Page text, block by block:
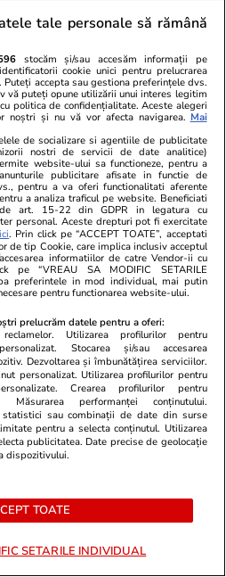
lângă
scos la
este
alt proiect
Fanatik.ro
Inteligența
acord: Cine
Mondiale
echipă e
09:11
o alianță PSD – AUR:
pentru votanți și
09:04
politic prelungesc
tale personale să rămână
stocăm și/sau accesăm informații pe
cookie unici pentru prelucrarea
Puteți accepta sau gestiona preferințele dvs.
vă puteți opune utilizării unui interes legitim
politica de confidențialitate. Aceste alegeri
noștri și nu vă vor afecta navigarea. Mai
de socializare si agentiile de publicitate
nostri de servicii de date analitice)
website-ului sa functioneze, pentru a
publicitare afisate in functie de
pentru a va oferi functionalitati aferente
a analiza traficul pe website. Beneficiati
art. 15-22 din GDPR in legatura cu
personal. Aceste drepturi pot fi exercitate
. Prin click pe “ACCEPT TOATE”, acceptati
de tip Cookie, care implica inclusiv acceptul
informatiilor de catre Vendor-ii cu
pe “VREAU SA MODIFIC SETARILE
preferintele in mod individual, mai putin
pentru functionarea website-ului.
prelucrăm datele pentru a oferi:
Utilizarea profilurilor pentru
Stocarea și/sau accesarea
Dezvoltarea și îmbunătățirea serviciilor.
personalizat. Utilizarea profilurilor pentru
Crearea profilurilor pentru
Măsurarea performanței conținutului.
sau combinații de date din surse
pentru a selecta conținutul. Utilizarea
publicitatea. Date precise de geolocație
dispozitivului.
TOATE
SETARILE INDIVIDUAL